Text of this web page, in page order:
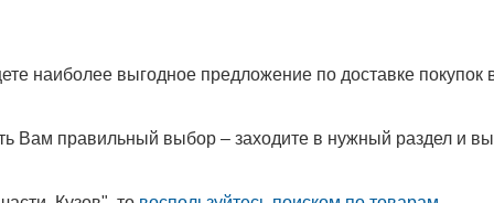
наиболее выгодное предложение по доставке покупок
Вам правильный выбор – заходите в нужный раздел и